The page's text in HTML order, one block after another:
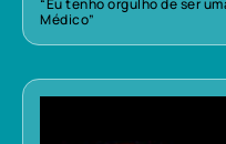
“Eu tenho orgulho de ser
Médico”